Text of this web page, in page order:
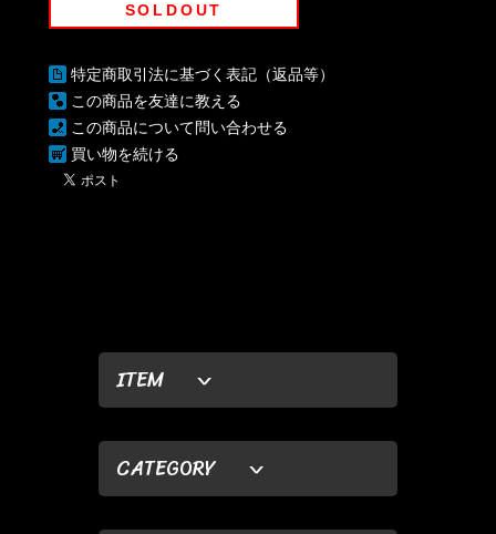
ITEM
CATEGORY
SOLDOUT
特定商取引法に基づく表記（返品等）
この商品を友達に教える
この商品について問い合わせる
買い物を続ける